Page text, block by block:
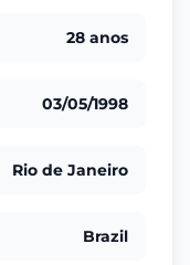
28 anos
03/05/1998
Rio de Janeiro
Brazil